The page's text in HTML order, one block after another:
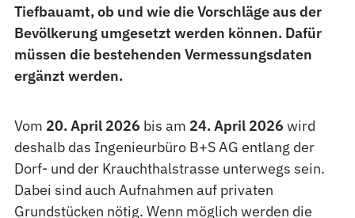
Tiefbauamt, ob und wie die Vorschläge aus der
Bevölkerung umgesetzt werden können. Dafür
müssen die bestehenden Vermessungsdaten
ergänzt werden.
Vom 20. April 2026 bis am 24. April 2026 wird
deshalb das Ingenieurbüro B+S AG entlang der
Dorf- und der Krauchthalstrasse unterwegs sein.
Dabei sind auch Aufnahmen auf privaten
Grundstücken nötig. Wenn möglich werden die